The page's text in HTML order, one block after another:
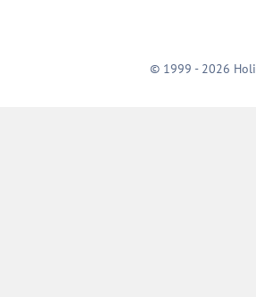
© 1999 - 2026